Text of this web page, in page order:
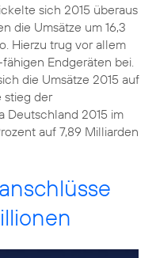
sich 2015 überaus
die Umsätze um 16,3
Hierzu trug vor allem
fähigen Endgeräten bei.
die Umsätze 2015 auf
stieg der
Deutschland 2015 im
auf 7,89 Milliarden